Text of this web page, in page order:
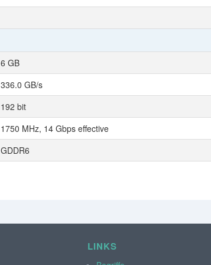
6 GB
336.0 GB/s
192 bit
1750 MHz, 14 Gbps effective
GDDR6
LINKS